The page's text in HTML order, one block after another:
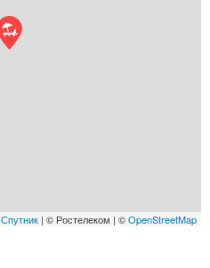
Спутник | © Ростелеком | ©OpenStreetMap